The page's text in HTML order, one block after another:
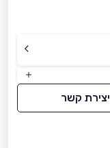
יצירת קשר